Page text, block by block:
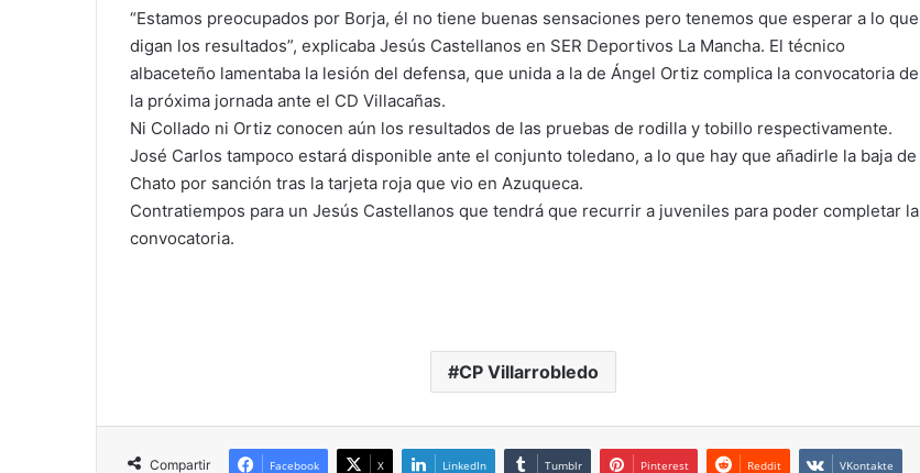
“Estamos preocupados por Borja, él no tiene buenas sensaciones pero tenemos que esperar a lo que
digan los resultados”, explicaba Jesús Castellanos en SER Deportivos La Mancha. El técnico
albaceteño lamentaba la lesión del defensa, que unida a la de Ángel Ortiz complica la convocatoria de
la próxima jornada ante el CD Villacañas.
Ni Collado ni Ortiz conocen aún los resultados de las pruebas de rodilla y tobillo respectivamente.
José Carlos tampoco estará disponible ante el conjunto toledano, a lo que hay que añadirle la baja de
Chato por sanción tras la tarjeta roja que vio en Azuqueca.
Contratiempos para un Jesús Castellanos que tendrá que recurrir a juveniles para poder completar la
convocatoria.
CP Villarrobledo
Compartir Facebook X LinkedIn Tumblr Pinterest Reddit VKontakte